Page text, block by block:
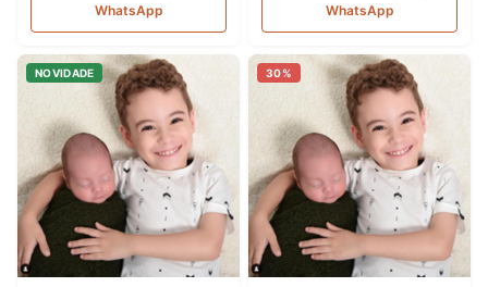
WhatsApp
WhatsApp
NOVIDADE 30%